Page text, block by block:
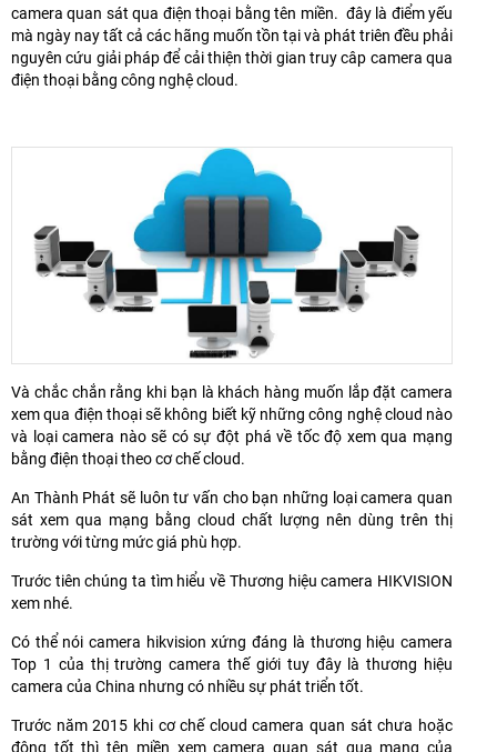
camera quan sát qua điện thoại bằng tên miền. đây là điểm yếu
mà ngày nay tất cả các hãng muốn tồn tại và phát triên đều phải
nguyên cứu giải pháp để cải thiện thời gian truy câp camera qua
điện thoại bằng công nghệ cloud.
Và chắc chắn rằng khi bạn là khách hàng muốn lắp đặt camera
xem qua điện thoại sẽ không biết kỹ những công nghệ cloud nào
và loại camera nào sẽ có sự đột phá về tốc độ xem qua mạng
bằng điện thoại theo cơ chế cloud.
An Thành Phát sẽ luôn tư vấn cho bạn những loại camera quan
sát xem qua mạng bằng cloud chất lượng nên dùng trên thị
trường với từng mức giá phù hợp.
Trước tiên chúng ta tìm hiểu về Thương hiệu camera HIKVISION
xem nhé.
Có thể nói camera hikvision xứng đáng là thương hiệu camera
Top 1 của thị trường camera thế giới tuy đây là thương hiệu
camera của China nhưng có nhiều sự phát triển tốt.
Trước năm 2015 khi cơ chế cloud camera quan sát chưa hoặc
động tốt thì tên miền xem camera quan sát qua mạng của